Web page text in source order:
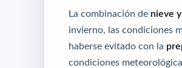
La combinación de nieve
invierno, las condiciones
haberse evitado con la
condiciones